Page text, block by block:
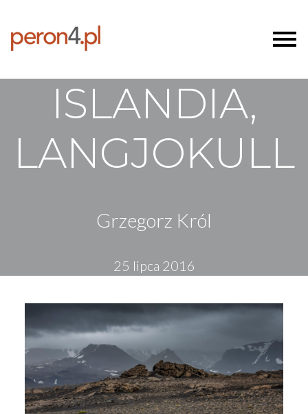
ISLANDIA,
LANGJOKULL
Grzegorz Król
25 lipca 2016